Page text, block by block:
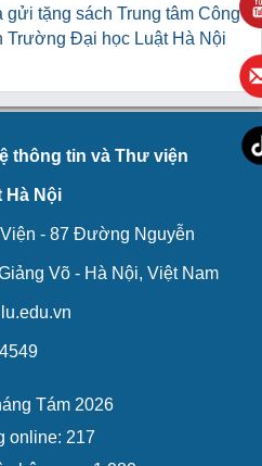
tặng sách Trung tâm Công
Trường Đại học Luật Hà Nội
thông tin và Thư viện
Hà Nội
- 87 Đường Nguyễn
Võ - Hà Nội, Việt Nam
Tám 2026
online: 217